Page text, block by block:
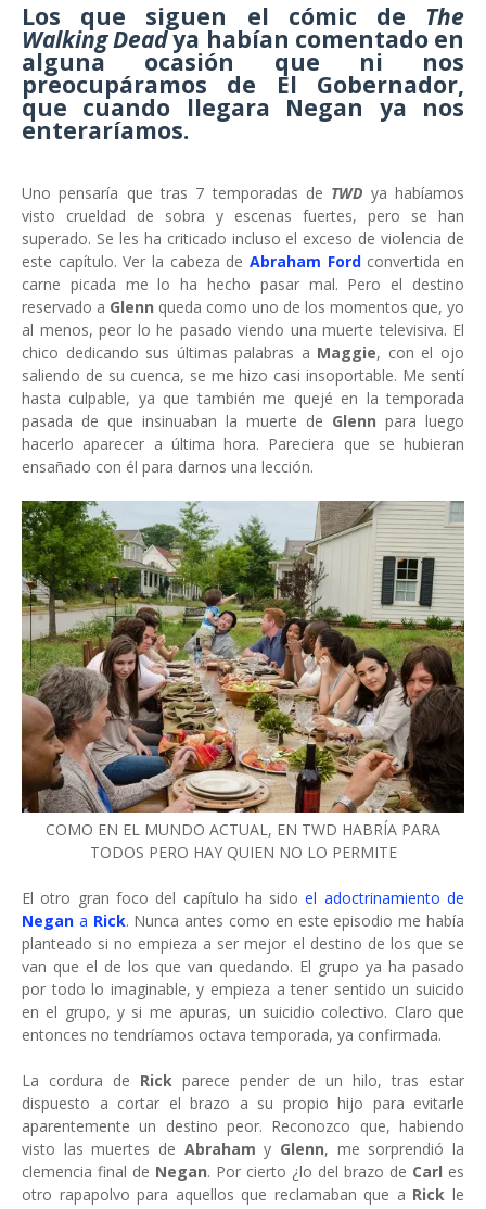
Los que siguen el cómic de The
Walking Deadya habían comentado en
alguna ocasión que ni nos
preocupáramos de El Gobernador,
que cuando llegara Negan ya nos
enteraríamos.
Uno pensaría que tras 7 temporadas de TWD ya habíamos
visto crueldad de sobra y escenas fuertes, pero se han
superado. Se les ha criticado incluso el exceso de violencia de
este capítulo. Ver la cabeza de Abraham Ford convertida en
carne picada me lo ha hecho pasar mal. Pero el destino
reservado a Glenn queda como uno de los momentos que, yo
al menos, peor lo he pasado viendo una muerte televisiva. El
chico dedicando sus últimas palabras a Maggie, con el ojo
saliendo de su cuenca, se me hizo casi insoportable. Me sentí
hasta culpable, ya que también me quejé en la temporada
pasada de que insinuaban la muerte de Glenn para luego
hacerlo aparecer a última hora. Pareciera que se hubieran
ensañado con él para darnos una lección.
COMO EN EL MUNDO ACTUAL, EN TWD HABRÍA PARA
TODOS PERO HAY QUIEN NO LO PERMITE
El otro gran foco del capítulo ha sidoel adoctrinamiento de
Negan a Rick. Nunca antes como en este episodio me había
planteado si no empieza a ser mejor el destino de los que se
van que el de los que van quedando. El grupo ya ha pasado
por todo lo imaginable, y empieza a tener sentido un suicido
en el grupo, y si me apuras, un suicidio colectivo. Claro que
entonces no tendríamos octava temporada, ya confirmada.
La cordura de Rick parece pender de un hilo, tras estar
dispuesto a cortar el brazo a su propio hijo para evitarle
aparentemente un destino peor. Reconozco que, habiendo
visto las muertes de Abraham y Glenn, me sorprendió la
clemencia final de Negan. Por cierto ¿lo del brazo de Carl es
otro rapapolvo para aquellos que reclamaban que a Rick le